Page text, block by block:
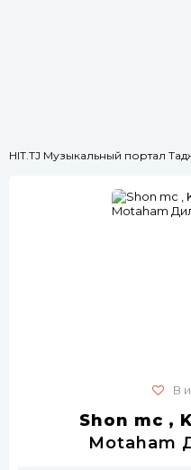
HIT.TJ Музыкальный портал
В
Shon mc ,
Motaham